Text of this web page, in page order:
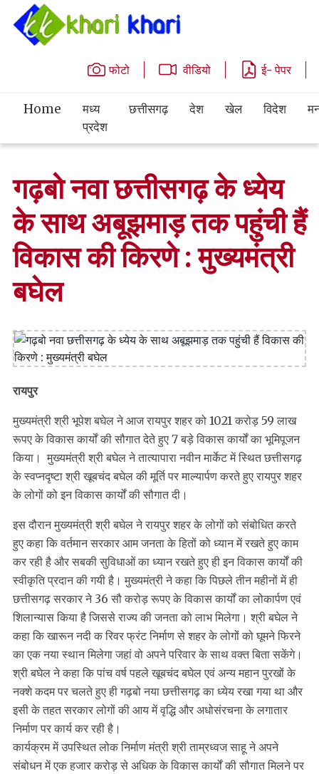
फोटो वीडियो ई- पेपर
Home
मध्य
प्रदेश
छत्तीसगढ़ देश खेल विदेश
गढ़बो नवा छत्तीसगढ़ के ध्येय
के साथ अबूझमाड़ तक पहुंची हैं
विकास की किरणे : मुख्यमंत्री
बघेल
रायपुर
मुख्यमंत्री श्री भूपेश बघेल ने आज रायपुर शहर को 1021 करोड़ 59 लाख
रूपए के विकास कार्यों की सौगात देते हुए 7 बड़े विकास कार्यों का भूमिपूजन
किया। मुख्यमंत्री श्री बघेल ने तात्यापारा नवीन मार्केट में स्थित छत्तीसगढ़
के स्वप्नदृष्टा श्री खूबचंद बघेल की मूर्ति पर माल्यार्पण करते हुए रायपुर शहर
के लोगों को इन विकास कार्यों की सौगात दी।
इस दौरान मुख्यमंत्री श्री बघेल ने रायपुर शहर के लोगों को संबोधित करते
हुए कहा कि वर्तमान सरकार आम जनता के हितों को ध्यान में रखते हुए काम
कर रही है और सबकी सुविधाओं का ध्यान रखते हुए ही इन विकास कार्यों की
स्वीकृति प्रदान की गयी है। मुख्यमंत्री ने कहा कि पिछले तीन महीनों में ही
छत्तीसगढ़ सरकार ने 36 सौ करोड़ रूपए के विकास कार्यों का लोकार्पण एवं
शिलान्यास किया है जिससे राज्य की जनता को लाभ मिलेगा। श्री बघेल ने
कहा कि खारून नदी क रिवर फ्रंट निर्माण से शहर के लोगों को घूमने फिरने
का एक नया स्थान मिलेगा जहां वो अपने परिवार के साथ वक्त बिता सकेंगे।
श्री बघेल ने कहा कि पांच वर्ष पहले खूबचंद बघेल एवं अन्य महान पुरखों के
नक्शे कदम पर चलते हुए ही गढ़बो नया छत्तीसगढ़ का ध्येय रखा गया था और
इसी के तहत सरकार लोगों की आय में वृद्धि और अधोसंरचना के लगातार
निर्माण पर कार्य कर रही है।
कार्यक्रम में उपस्थित लोक निर्माण मंत्री श्री ताम्रध्वज साहू ने अपने
संबोधन में एक हजार करोड़ से अधिक के विकास कार्यों की सौगात मिलने पर